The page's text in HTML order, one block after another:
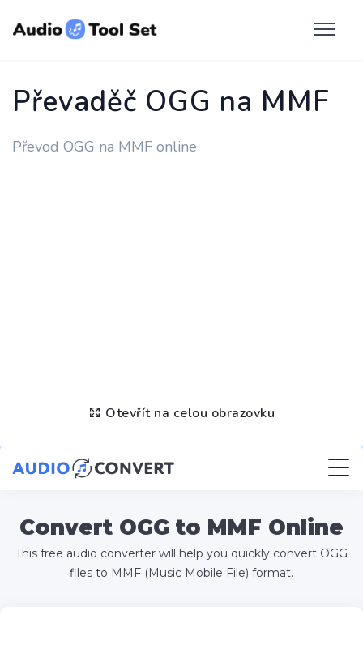
Převaděč OGG na MMF
Převod OGG na MMF online
Otevřít na celou obrazovku